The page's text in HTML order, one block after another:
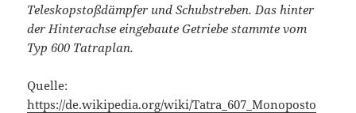
Teleskopstoßdämpfer und Schubstreben. Das hinter
der Hinterachse eingebaute Getriebe stammte vom
Typ 600 Tatraplan.
Quelle:
https://de.wikipedia.org/wiki/Tatra_607_Monoposto